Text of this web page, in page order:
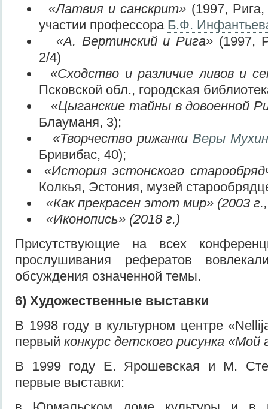
«Латвия и санскрит» (1997,
участии профессора Б.Ф.
«А. Вертинский и Рига» (1997,
2/4)
«Сходство и различие ливов и
Псковской обл., городская
«Цыганские тайны в довоенной
Блауманя, 3);
«Творчество рижанки Веры
Бривибас, 40);
«История эстонского
Колкья, Эстония, музей
«Как прекрасен этот мир» (2003
«Иконопись» (2018 г.)
Присутствующие на всех
прослушивания рефератов
обсуждения означенной темы.
6) Художественные выставки
В 1998 году в культурном центре
первый конкурс детского рисунка «Мой
В 1999 году Е. Ярошевская и М.
первые выставки: